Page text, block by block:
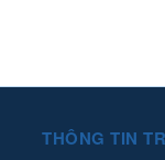
THÔNG TIN